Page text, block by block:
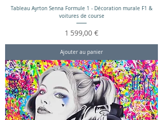
Tableau Ayrton Senna Formule 1 - Décoration murale F1 &
voitures de course
Prix
1 599,00 €
Ajouter au panier